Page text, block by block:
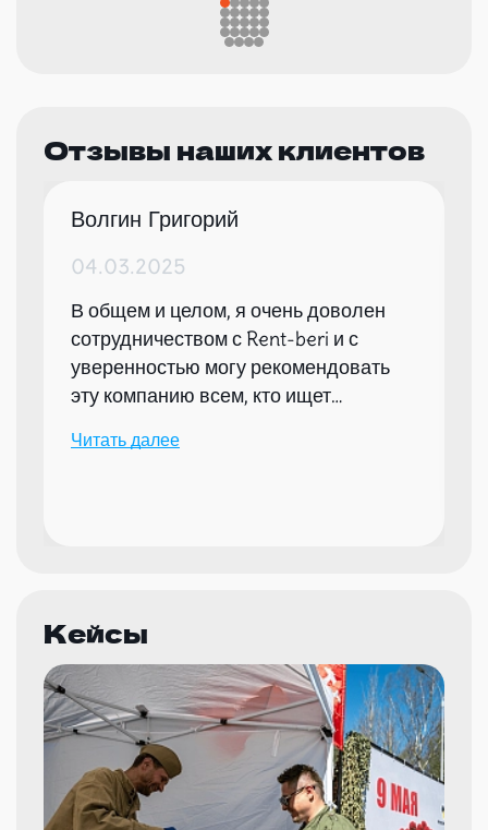
Отзывы наших клиентов
Волгин Григорий
04.03.2025
В общем и целом, я очень доволен
сотрудничеством с Rent-beri и с
уверенностью могу рекомендовать
эту компанию всем, кто ищет
мероприятий.
Читать далее
Кейсы